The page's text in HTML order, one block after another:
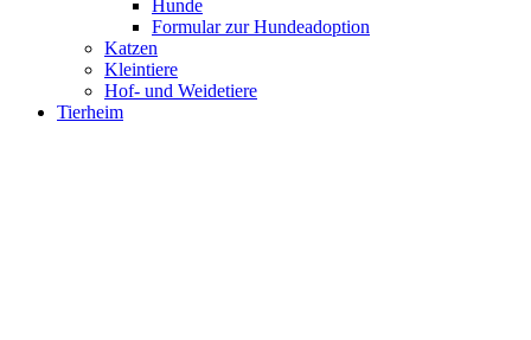
Hunde
Formular zur Hundeadoption
Katzen
Kleintiere
Hof- und Weidetiere
Tierheim